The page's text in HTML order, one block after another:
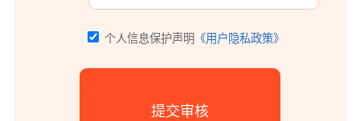
个人信息保护声明 《用户隐私政策》